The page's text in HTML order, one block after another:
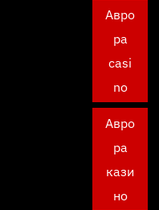
Авро
ра
casi
no
Авро
ра
кази
но